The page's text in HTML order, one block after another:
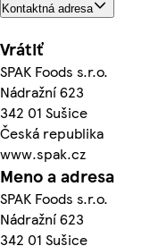
Kontaktná adresa
Vrátiť
SPAK Foods s.r.o.
Nádražní 623
342 01 Sušice
Česká republika
www.spak.cz
Meno a adresa
SPAK Foods s.r.o.
Nádražní 623
342 01 Sušice